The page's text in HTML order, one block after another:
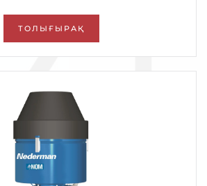
ТОЛЫҒЫРАҚ